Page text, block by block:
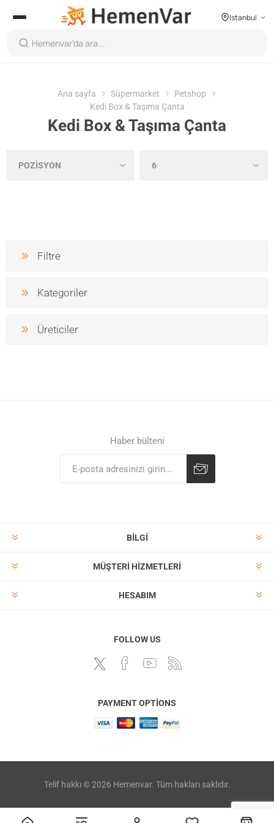
Istanbul
Ana sayfa Süpermarket
Petshop
Kedi Box & Taşıma Çanta
Kedi Box & Taşıma Çanta
Filtre
Kategoriler
Üreticiler
Haber bülteni
BILGI
MÜŞTERI HIZMETLERI
HESABIM
FOLLOW US
PAYMENT OPTIONS
Telif hakkı © 2026 Hemenvar. Tüm hakları saklıdır.